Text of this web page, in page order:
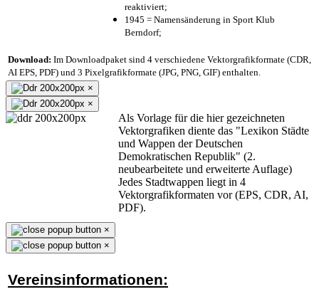
reaktiviert;
1945 = Namensänderung in Sport Klub
Berndorf;
Download: Im Downloadpaket sind 4 verschiedene Vektorgrafikformate (CDR,
AI EPS, PDF) und 3 Pixelgrafikformate (JPG, PNG, GIF) enthalten.
×
×
Als Vorlage für die hier gezeichneten
Vektorgrafiken diente das "Lexikon Städte
und Wappen der Deutschen
Demokratischen Republik" (2.
neubearbeitete und erweiterte Auflage)
Jedes Stadtwappen liegt in 4
Vektorgrafikformaten vor (EPS, CDR, AI,
PDF).
×
×
Vereinsinformationen: